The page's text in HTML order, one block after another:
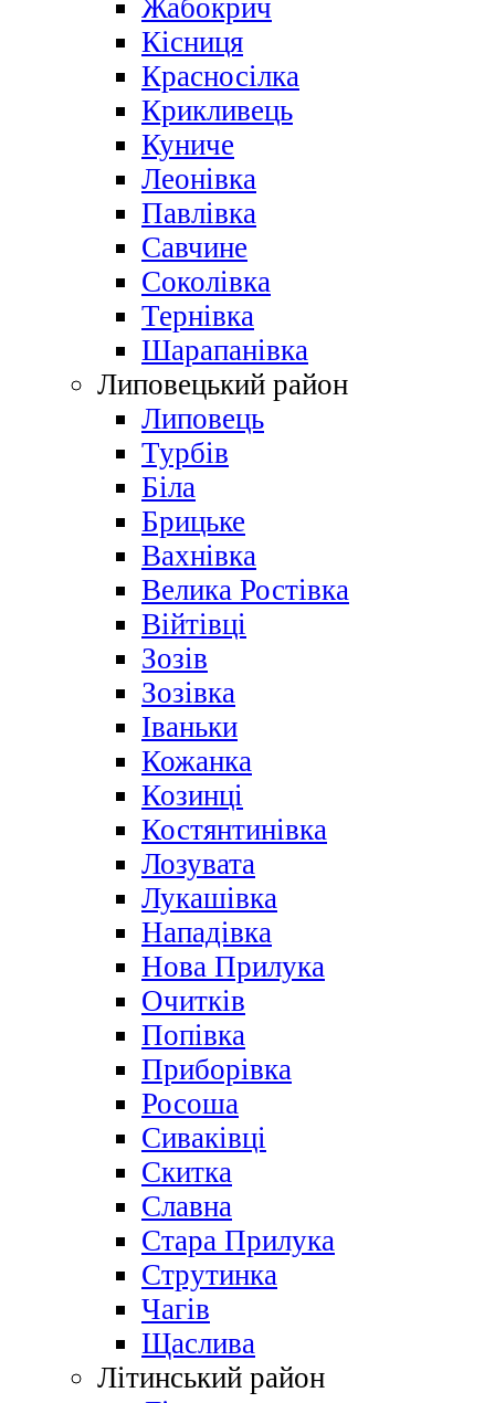
Жабокрич
Кісниця
Красносілка
Крикливець
Куниче
Леонівка
Павлівка
Савчине
Соколівка
Тернівка
Шарапанівка
Липовецький район
Липовець
Турбів
Біла
Брицьке
Вахнівка
Велика Ростівка
Війтівці
Зозів
Зозівка
Іваньки
Кожанка
Козинці
Костянтинівка
Лозувата
Лукашівка
Нападівка
Нова Прилука
Очитків
Попівка
Приборівка
Росоша
Сиваківці
Скитка
Славна
Стара Прилука
Струтинка
Чагів
Щаслива
Літинський район